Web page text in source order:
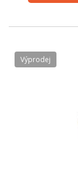
Výprodej